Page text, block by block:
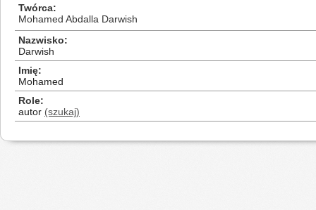
Twórca
Mohamed Abdalla Darwish
Nazwisko
Darwish
Imię
Mohamed
Role
autor (szukaj)